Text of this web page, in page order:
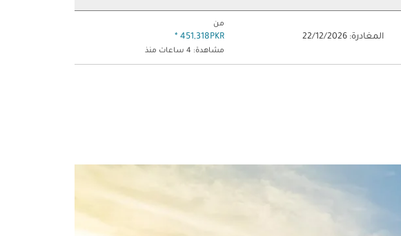
المغادرة: 22/12/2026
من
451,318PKR
*
مشاهدة: 4 ساعات منذ